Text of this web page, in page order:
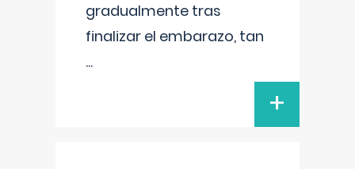
gradualmente tras
finalizar el embarazo, tan
...
+